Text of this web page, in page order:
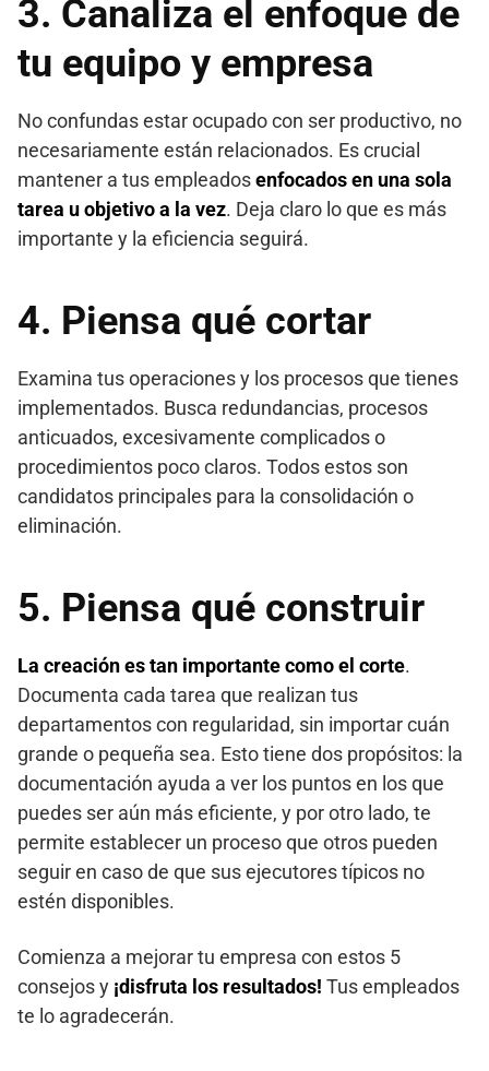
3. Canaliza el enfoque de
tu equipo y empresa
No confundas estar ocupado con ser productivo, no
necesariamente están relacionados. Es crucial
mantener a tus empleadosenfocados en una sola
tarea u objetivo a la vez. Deja claro lo que es más
importante y la eficiencia seguirá.
4. Piensa qué cortar
Examina tus operaciones y los procesos que tienes
implementados. Busca redundancias, procesos
anticuados, excesivamente complicados o
procedimientos poco claros. Todos estos son
candidatos principales para la consolidación o
eliminación.
5. Piensa qué construir
La creación es tan importante como el corte.
Documenta cada tarea que realizan tus
departamentos con regularidad, sin importar cuán
grande o pequeña sea. Esto tiene dos propósitos: la
documentación ayuda a ver los puntos en los que
puedes ser aún más eficiente, y por otro lado, te
permite establecer un proceso que otros pueden
seguir en caso de que sus ejecutores típicos no
estén disponibles.
Comienza a mejorar tu empresa con estos 5
consejos y ¡disfruta los resultados! Tus empleados
te lo agradecerán.